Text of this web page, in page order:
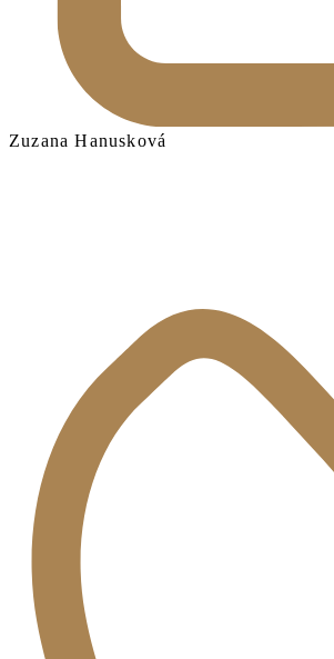
Zuzana Hanusková